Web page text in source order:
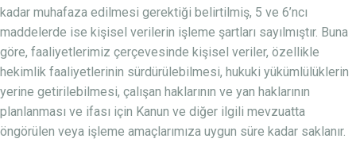
kadar muhafaza edilmesi gerektiği belirtilmiş, 5 ve 6’ncı
maddelerde ise kişisel verilerin işleme şartları sayılmıştır. Buna
göre, faaliyetlerimiz çerçevesinde kişisel veriler, özellikle
hekimlik faaliyetlerinin sürdürülebilmesi, hukuki yükümlülüklerin
yerine getirilebilmesi, çalışan haklarının ve yan haklarının
planlanması ve ifası için Kanun ve diğer ilgili mevzuatta
öngörülen veya işleme amaçlarımıza uygun süre kadar saklanır.